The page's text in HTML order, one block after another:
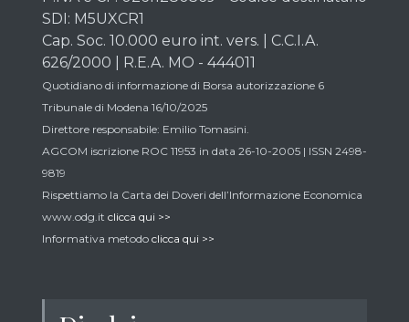
SDI: M5UXCR1
Cap. Soc. 10.000 euro int. vers. | C.C.I.A.
626/2000 | R.E.A. MO - 444011
Quotidiano di informazione di Borsa autorizzazione 6
Tribunale di Modena 16/10/2025
Direttore responsabile: Emilio Tomasini.
AGCOM iscrizione ROC 11953 in data 26-10-2005 | ISSN 2498-
9819
Rispettiamo la Carta dei Doveri dell’Informazione Economica
www.odg.it clicca qui >>
Informativa metodo clicca qui >>